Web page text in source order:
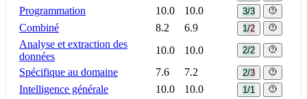
Programmation 10.0 10.0 3/3
Combiné 8.2 6.9 1/2
Analyse et extraction des
données
10.0 10.0 2/2
Spécifique au domaine 7.6 7.2 2/3
Intelligence générale 10.0 10.0 1/1